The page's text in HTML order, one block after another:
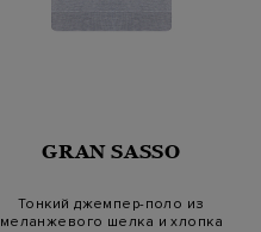
GRAN SASSO
Тонкий джемпер-поло из
меланжевого шелка и хлопка